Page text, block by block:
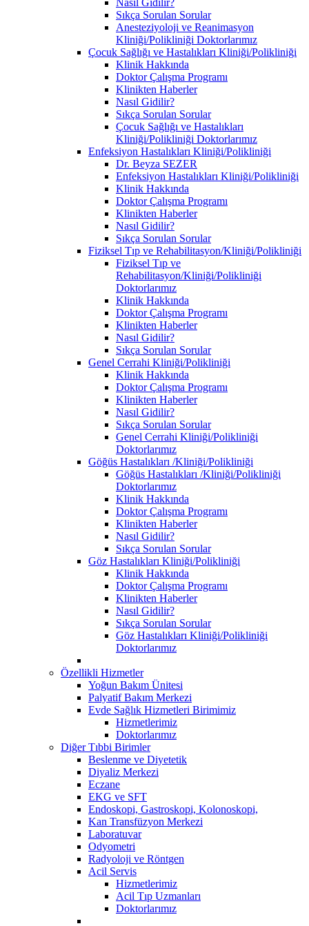
Sıkça Sorulan Sorular
Anesteziyoloji ve Reanimasyon
Kliniği/Polikliniği Doktorlarımız
Çocuk Sağlığı ve Hastalıkları Kliniği/Polikliniği
Klinik Hakkında
Doktor Çalışma Programı
Klinikten Haberler
Nasıl Gidilir?
Sıkça Sorulan Sorular
Çocuk Sağlığı ve Hastalıkları
Kliniği/Polikliniği Doktorlarımız
Enfeksiyon Hastalıkları Kliniği/Polikliniği
Dr. Beyza SEZER
Enfeksiyon Hastalıkları Kliniği/Polikliniği
Klinik Hakkında
Doktor Çalışma Programı
Klinikten Haberler
Nasıl Gidilir?
Sıkça Sorulan Sorular
Fiziksel Tıp ve Rehabilitasyon/Kliniği/Polikliniği
Fiziksel Tıp ve
Rehabilitasyon/Kliniği/Polikliniği
Doktorlarımız
Klinik Hakkında
Doktor Çalışma Programı
Klinikten Haberler
Nasıl Gidilir?
Sıkça Sorulan Sorular
Genel Cerrahi Kliniği/Polikliniği
Klinik Hakkında
Doktor Çalışma Programı
Klinikten Haberler
Nasıl Gidilir?
Sıkça Sorulan Sorular
Genel Cerrahi Kliniği/Polikliniği
Doktorlarımız
Göğüs Hastalıkları /Kliniği/Polikliniği
Göğüs Hastalıkları /Kliniği/Polikliniği
Doktorlarımız
Klinik Hakkında
Doktor Çalışma Programı
Klinikten Haberler
Nasıl Gidilir?
Sıkça Sorulan Sorular
Göz Hastalıkları Kliniği/Polikliniği
Klinik Hakkında
Doktor Çalışma Programı
Klinikten Haberler
Nasıl Gidilir?
Sıkça Sorulan Sorular
Göz Hastalıkları Kliniği/Polikliniği
Doktorlarımız
Özellikli Hizmetler
Yoğun Bakım Ünitesi
Palyatif Bakım Merkezi
Evde Sağlık Hizmetleri Birimimiz
Hizmetlerimiz
Doktorlarımız
Diğer Tıbbi Birimler
Beslenme ve Diyetetik
Diyaliz Merkezi
Eczane
EKG ve SFT
Endoskopi, Gastroskopi, Kolonoskopi,
Kan Transfüzyon Merkezi
Laboratuvar
Odyometri
Radyoloji ve Röntgen
Acil Servis
Hizmetlerimiz
Acil Tıp Uzmanları
Doktorlarımız